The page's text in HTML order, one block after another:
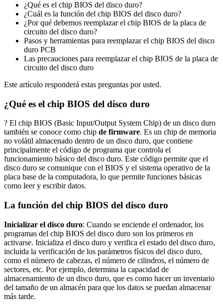
¿Qué es el chip BIOS del disco duro?
¿Cuál es la función del chip BIOS del disco duro?
¿Por qué debemos reemplazar el chip BIOS de la placa de
circuito del disco duro?
Pasos y herramientas para reemplazar el chip BIOS del disco
duro PCB
Las precauciones para reemplazar el chip BIOS de la placa de
circuito del disco duro
Este artículo responderá estas preguntas por usted.
¿Qué es el chip BIOS del disco duro
? El chip BIOS (Basic Input/Output System Chip) de un disco duro
también se conoce como chip de firmware. Es un chip de memoria
no volátil almacenado dentro de un disco duro, que contiene
principalmente el código de programa que controla el
funcionamiento básico del disco duro. Este código permite que el
disco duro se comunique con el BIOS y el sistema operativo de la
placa base de la computadora, lo que permite funciones básicas
como leer y escribir datos.
La función del chip BIOS del disco duro
Inicializar el disco duro: Cuando se enciende el ordenador, los
programas del chip BIOS del disco duro son los primeros en
activarse. Inicializa el disco duro y verifica el estado del disco duro,
incluida la verificación de los parámetros físicos del disco duro,
como el número de cabezas, el número de cilindros, el número de
sectores, etc. Por ejemplo, determina la capacidad de
almacenamiento de un disco duro, que es como hacer un inventario
del tamaño de un almacén para que los datos se puedan almacenar
más tarde.